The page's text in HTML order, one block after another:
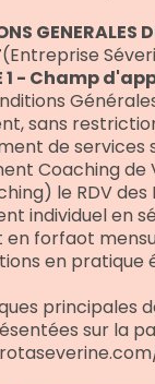
GENERALES
(Entreprise
1 - Champ
sans
de services
Coaching de
le RDV des
individuel en
en forfaot
en pratique
principales
sur la